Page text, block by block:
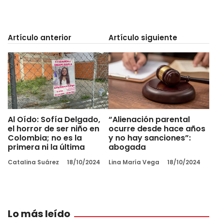
Artículo anterior
Al Oído: Sofía Delgado,
el horror de ser niño en
Colombia; no es la
primera ni la última
Catalina Suárez 18/10/2024
Artículo siguiente
“Alienación parental
ocurre desde hace años
y no hay sanciones”:
abogada
Lina María Vega 18/10/2024
Lo más leído